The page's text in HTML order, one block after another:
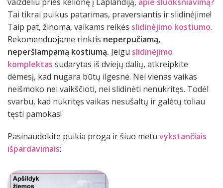
Tai tikrai puikus patarimas, praversiantis ir slidinėjime!
Taip pat, žinoma, vaikams reikės slidinėjimo kostiumo.
Rekomenduojame rinktis neperpučiamą,
neperšlampamą kostiumą. Jeigu slidinėjimo
komplektas sudarytas iš dviejų dalių, atkreipkite
dėmesį, kad nugara būtų ilgesnė. Nei vienas vaikas
neišmoko nei vaikščioti, nei slidinėti nenukritęs. Todėl
svarbu, kad nukritęs vaikas nesušaltų ir galėtų toliau
tęsti pamokas!
Pasinaudokite puikia proga ir šiuo metu vykstančiais
išpardavimais: